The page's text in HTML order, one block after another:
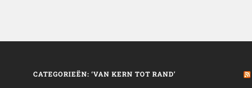
CATEGORIEËN: ‘VAN KERN TOT RAND’